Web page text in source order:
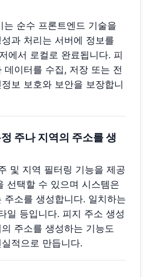
순수 프론트엔드 기술을
과 처리는 서버에 정보를
에서 로컬로 완료됩니다. 피
이터를 수집, 저장 또는 전
보 보호와 보안을 보장합니
주나 지역의 주소를 생
및 지역 필터링 기능을 제공
선택할 수 있으며 시스템은
소를 생성합니다. 일치하는
일 등입니다. 피지 주소 생성
주소를 생성하는 기능도
적으로 만듭니다.